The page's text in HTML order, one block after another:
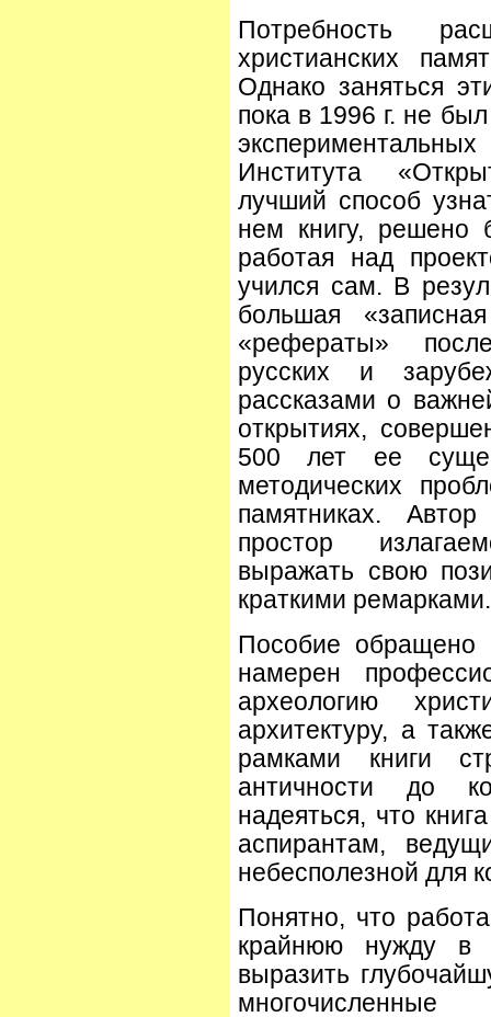
Потребность
христианских
Однако заняться
пока в 1996 г. не
Института
лучший способ
нем книгу, решено
работая над
учился сам. В
большая
«рефераты»
русских и
рассказами о
открытиях,
500 лет ее
методических
памятниках.
простор
выражать свою
краткими ремарками.
Пособие обращено
намерен
археологию
архитектуру, а
рамками книги
античности до
надеяться, что
аспирантам,
небесполезной для
Понятно, что
крайнюю нужду в
выразить